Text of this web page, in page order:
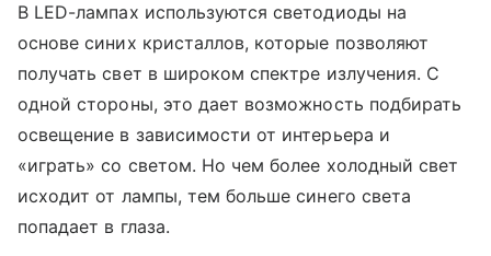
В LED-лампах используются светодиоды на
основе синих кристаллов, которые позволяют
получать свет в широком спектре излучения. С
одной стороны, это дает возможность подбирать
освещение в зависимости от интерьера и
«играть» со светом. Но чем более холодный свет
исходит от лампы, тем больше синего света
попадает в глаза.